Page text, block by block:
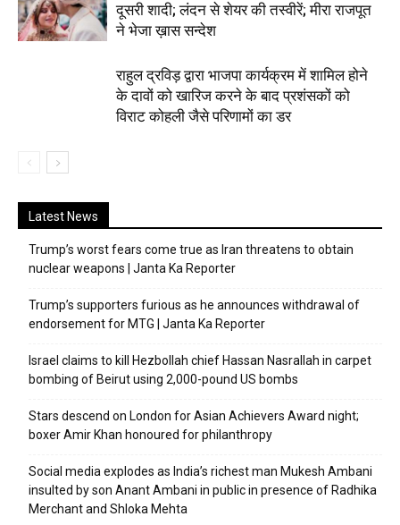
दूसरी शादी; लंदन से शेयर की तस्वीरें; मीरा राजपूत
ने भेजा ख़ास सन्देश
राहुल द्रविड़ द्वारा भाजपा कार्यक्रम में शामिल होने
के दावों को खारिज करने के बाद प्रशंसकों को
विराट कोहली जैसे परिणामों का डर
Latest News
Trump’s worst fears come true as Iran threatens to obtain
nuclear weapons | Janta Ka Reporter
Trump’s supporters furious as he announces withdrawal of
endorsement for MTG | Janta Ka Reporter
Israel claims to kill Hezbollah chief Hassan Nasrallah in carpet
bombing of Beirut using 2,000-pound US bombs
Stars descend on London for Asian Achievers Award night;
boxer Amir Khan honoured for philanthropy
Social media explodes as India’s richest man Mukesh Ambani
insulted by son Anant Ambani in public in presence of Radhika
Merchant and Shloka Mehta